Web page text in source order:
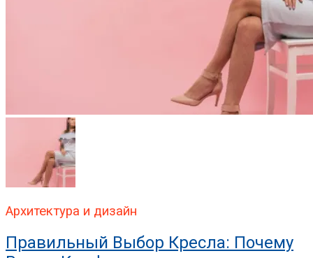
Архитектура и дизайн
Правильный Выбор Кресла: Почему